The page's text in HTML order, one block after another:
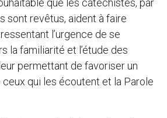
que les catéchistes, par
sont revêtus, aident à faire
l’urgence de se
la familiarité et l’étude des
permettant de favoriser un
qui les écoutent et la Parole